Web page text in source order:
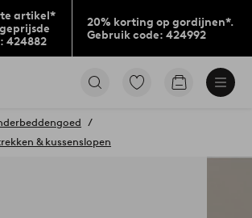
artikel*
424882
20% korting op gordijnen*.
Gebruik code: 424992
Ga
Go
& kussenslopen